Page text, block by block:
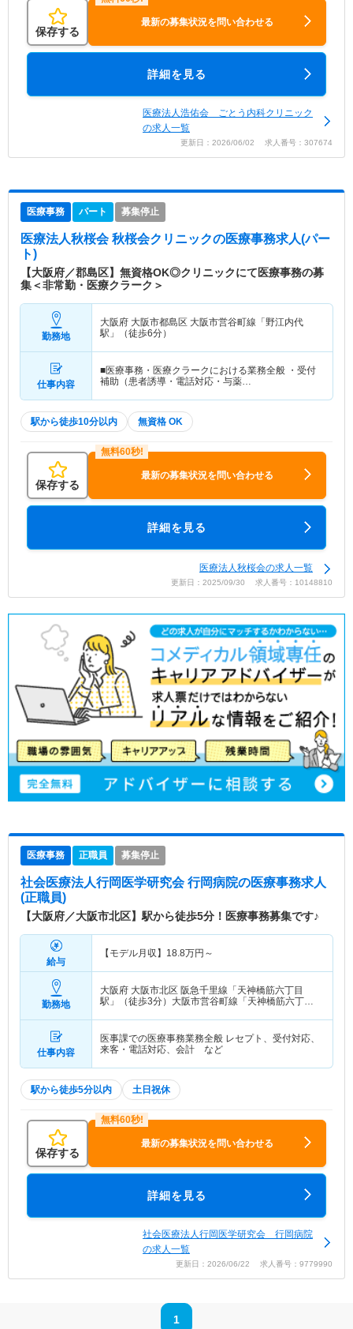
保存する
最新の募集状況を問い合わせる
詳細を見る
医療法人浩佑会 ごとう内科クリニック
の求人一覧
更新日：2026/06/02 求人番号：307674
医療事務 パート 募集停止
医療法人秋桜会 秋桜会クリニックの医療事務求人(パー
ト)
【大阪府／郡島区】無資格OK◎クリニックにて医療事務の募
集＜非常勤・医療クラーク＞
勤務地
大阪府 大阪市都島区 大阪市営谷町線「野江内代
駅」（徒歩6分）
仕事内容
■医療事務・医療クラークにおける業務全般 ・受付
補助（患者誘導・電話対応・与薬…
駅から徒歩10分以内 無資格 OK
保存する
最新の募集状況を問い合わせる
詳細を見る
医療法人秋桜会の求人一覧
更新日：2025/09/30 求人番号：10148810
医療事務 正職員 募集停止
社会医療法人行岡医学研究会 行岡病院の医療事務求人
(正職員)
【大阪府／大阪市北区】駅から徒歩5分！医療事務募集です♪
給与
【モデル月収】 18.8万円～
勤務地
大阪府 大阪市北区 阪急千里線「天神橋筋六丁目
駅」（徒歩3分）大阪市営谷町線「天神橋筋六丁目
仕事内容
医事課での医療事務業務全般 レセプト、受付対応、
来客・電話対応、会計 など
駅から徒歩5分以内 土日祝休
保存する
最新の募集状況を問い合わせる
詳細を見る
社会医療法人行岡医学研究会 行岡病院
の求人一覧
更新日：2026/06/22 求人番号：9779990
1